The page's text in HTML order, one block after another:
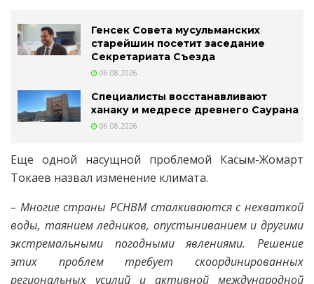
Генсек Совета мусульманских
старейшин посетит заседание
Секретариата Съезда
06.08.2026
Специалисты восстанавливают
ханаку и медресе древнего Саурана
06.08.2026
Еще одной насущной проблемой Касым-Жомарт
Токаев назвал изменение климата.
– Многие страны РСНВМ сталкиваются с нехваткой
воды, таянием ледников, опустыниванием и другими
экстремальными погодными явлениями. Решение
этих проблем требует скоординированных
региональных усилий и активной международной